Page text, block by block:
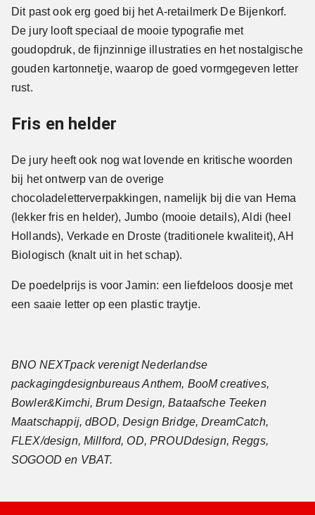
Dit past ook erg goed bij het A-retailmerk De Bijenkorf.
De jury looft speciaal de mooie typografie met
goudopdruk, de fijnzinnige illustraties en het nostalgische
gouden kartonnetje, waarop de goed vormgegeven letter
rust.
Fris en helder
De jury heeft ook nog wat lovende en kritische woorden
bij het ontwerp van de overige
chocoladeletterverpakkingen, namelijk bij die van Hema
(lekker fris en helder), Jumbo (mooie details), Aldi (heel
Hollands), Verkade en Droste (traditionele kwaliteit), AH
Biologisch (knalt uit in het schap).
De poedelprijs is voor Jamin: een liefdeloos doosje met
een saaie letter op een plastic traytje.
BNO NEXTpack verenigt Nederlandse
packagingdesignbureaus Anthem, BooM creatives,
Bowler&Kimchi, Brum Design, Bataafsche Teeken
Maatschappij, dBOD, Design Bridge, DreamCatch,
FLEX/design, Millford, OD, PROUDdesign, Reggs,
SOGOOD en VBAT.